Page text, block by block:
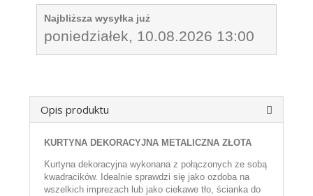
Najbliższa wysyłka już
poniedziałek, 10.08.2026 13:00
Opis produktu
KURTYNA DEKORACYJNA METALICZNA ZŁOTA
Kurtyna dekoracyjna wykonana z połączonych ze sobą
kwadracików. Idealnie sprawdzi się jako ozdoba na
wszelkich imprezach lub jako ciekawe tło, ścianka do